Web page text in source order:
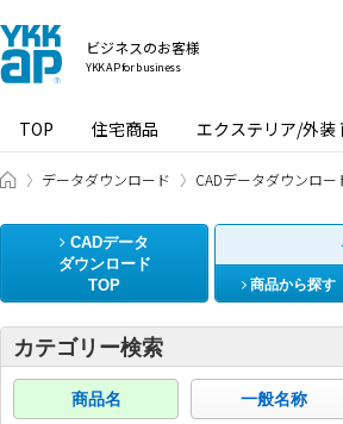
ビジネスのお客様
YKK AP for business
TOP 住宅商品 エクステリア/外装
ビジネスのお客様 HOME
データダウンロード CADデータダウンロー
CADデータ
ダウンロード
TOP
商品から探す
カテゴリー検索
商品名 一般名称